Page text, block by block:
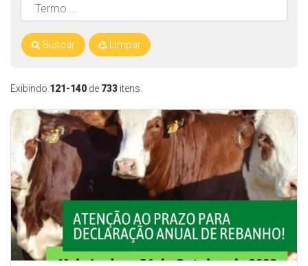
Exibindo 121-140 de 733 itens.
Buscar Limpar